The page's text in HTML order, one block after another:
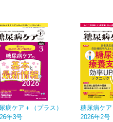
病ケア＋（プラス）
年3号
糖尿病ケア
2026年2号